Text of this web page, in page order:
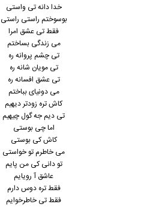
خدا دانه تی واستی
بوسوختم راستی راستی
فقط تی عشق امرا
می زندگی بساختم
تی چشم پروانه ره
تی مویان شانه ره
تی عشق افسانه ره
می دونیای بباختم
کاش تره زودتر دیهیم
تی دیم جه گول چیهیم
اما چی بوستی
کاش کی بوستی
می خاطرم تو خواستی
تو دانی کی من پایم
عاشق آ رویایم
فقط تره دوس دارم
فقط تی خاطرخوایم